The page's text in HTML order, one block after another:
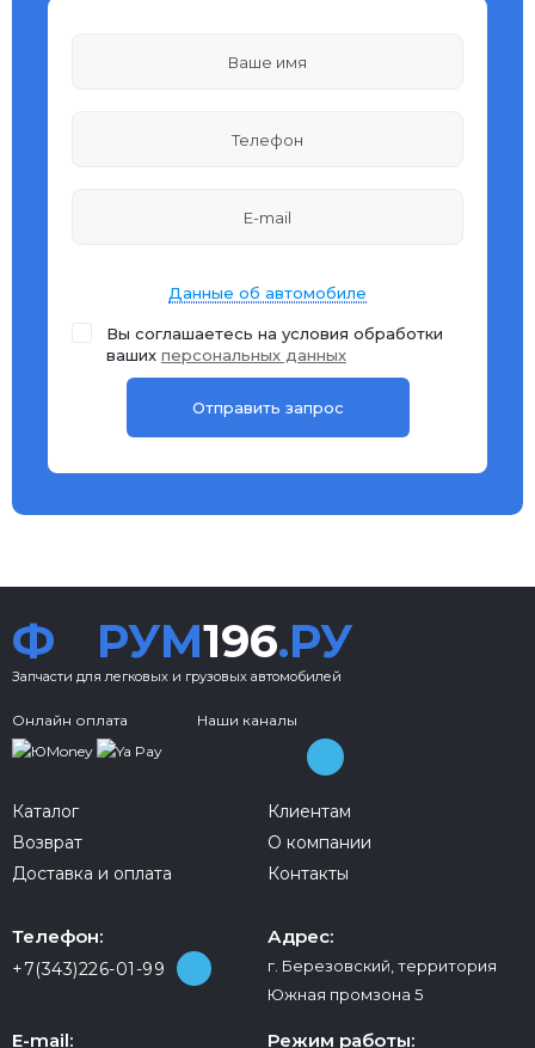
Данные об автомобиле
Вы соглашаетесь на условия обработки
ваших персональных данных
Ф РУМ196.РУ
Запчасти для легковых и грузовых автомобилей
Онлайн оплата Наши каналы
Каталог
Возврат
Доставка и оплата
Клиентам
О компании
Контакты
Телефон:
+7(343)226-01-99
Адрес:
г. Березовский, территория
Южная промзона 5
E-mail: Режим работы: